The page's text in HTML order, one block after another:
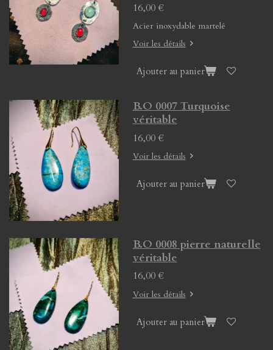
16,00 €
Acier inoxydable martelé
Voir les détails
Ajouter au panier
B.O 0007 Turquoise
véritable
16,00 €
Voir les détails
Ajouter au panier
B.O 0008 pierre naturelle
véritable
16,00 €
Voir les détails
Ajouter au panier